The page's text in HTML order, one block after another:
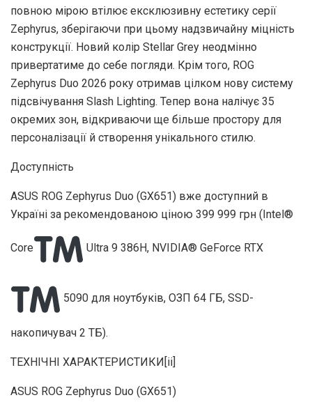
повною мірою втілює ексклюзивну естетику серії
Zephyrus, зберігаючи при цьому надзвичайну міцність
конструкції. Новий колір Stellar Grey неодмінно
привертатиме до себе погляди. Крім того, ROG
Zephyrus Duo 2026 року отримав цілком нову систему
підсвічування Slash Lighting. Тепер вона налічує 35
окремих зон, відкриваючи ще більше простору для
персоналізації й створення унікального стилю.
Доступність
ASUS ROG Zephyrus Duo (GX651) вже доступний в
Україні за рекомендованою ціною 399 999 грн (Intel®
Core Ultra 9 386H, NVIDIA® GeForce RTX
5090 для ноутбуків, ОЗП 64 ГБ, SSD-
накопичувач 2 ТБ).
ТЕХНІЧНІ ХАРАКТЕРИСТИКИ[ii]
ASUS ROG Zephyrus Duo (GX651)